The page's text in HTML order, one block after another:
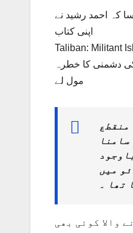
کہ احمد رشید نے
اپنی کتاب
کی دشمنی کا خطرہ
مول لے
منقطع
میں
تھا ۔
والا کوئی بھی